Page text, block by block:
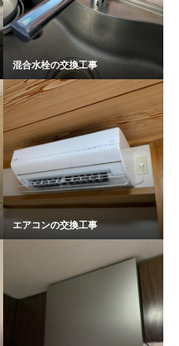
混合水栓の交換工事
エアコンの交換工事